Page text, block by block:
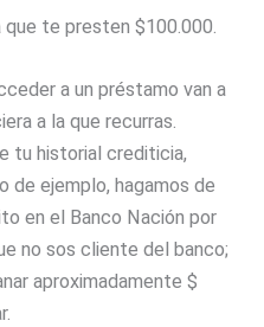
que te presten $100.000.
a un préstamo van a
a la que recurras.
tu historial crediticia,
ejemplo, hagamos de
en el Banco Nación por
no sos cliente del banco;
aproximadamente $